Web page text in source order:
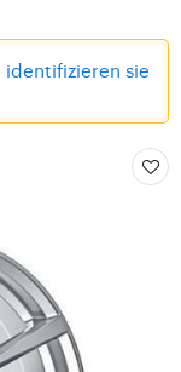
identifizieren sie